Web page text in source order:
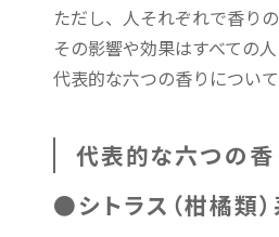
ただし、人それぞれで香り
その影響や効果はすべての
代表的な六つの香りについ
代表的な六つの香
●シトラス（柑橘類